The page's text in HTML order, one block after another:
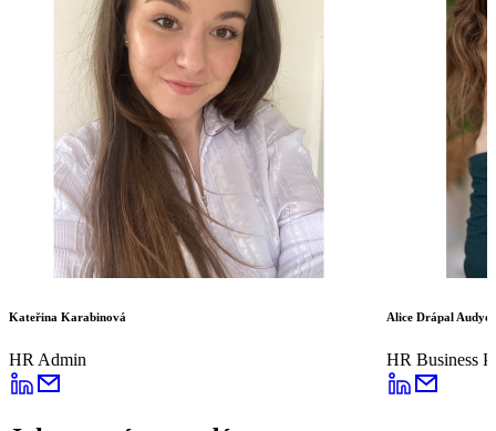
Kateřina Karabinová
HR Admin
Alice Drápal
HR Business